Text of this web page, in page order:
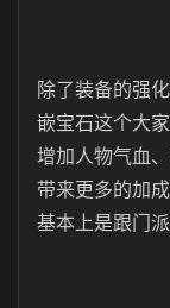
除了装备的强
嵌宝石这个大
增加人物气血
带来更多的加
基本上是跟门